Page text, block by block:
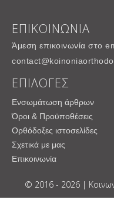
ΕΠΙΚΟΙΝΩΝΙΑ
Άμεση επικοινωνία στο
ΕΠΙΛΟΓΕΣ
Ενσωμάτωση άρθρων
Όροι & Προϋποθέσεις
Ορθόδοξες ιστοσελίδες
Σχετικά με μας
Επικοινωνία
© 2016 - 2026 |